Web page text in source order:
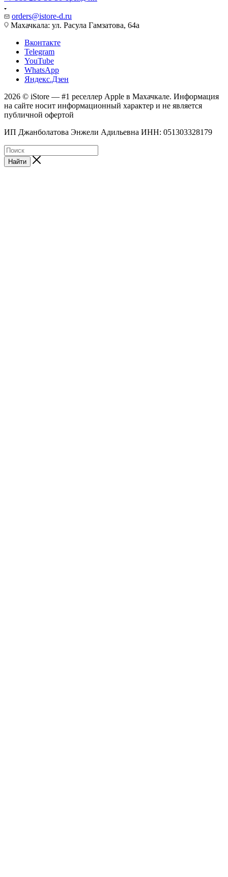
orders@istore-d.ru
Махачкала: ул. Расула Гамзатова, 64а
Вконтакте
Telegram
YouTube
WhatsApp
Яндекс.Дзен
2026 © iStore — #1 реселлер Apple в Махачкале. Информация
на сайте носит информационный характер и не является
публичной офертой
ИП Джанболатова Энжели Адильевна ИНН: 051303328179
Найти